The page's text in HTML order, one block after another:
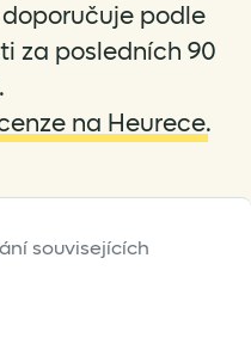
podle
za posledních 90
na Heurece.
souvisejících